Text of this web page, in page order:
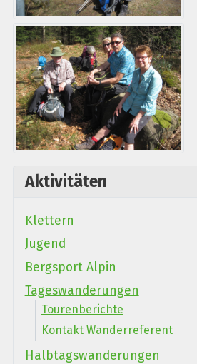
Aktivitäten
Klettern
Jugend
Bergsport Alpin
Tageswanderungen
Tourenberichte
Kontakt Wanderreferent
Halbtagswanderungen